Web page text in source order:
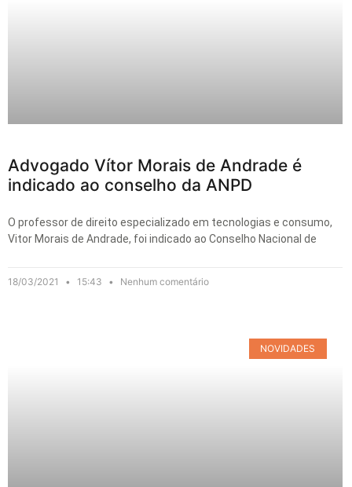
Advogado Vítor Morais de Andrade é
indicado ao conselho da ANPD
O professor de direito especializado em tecnologias e consumo,
Vitor Morais de Andrade, foi indicado ao Conselho Nacional de
18/03/2021 15:43 Nenhum comentário
NOVIDADES